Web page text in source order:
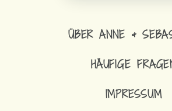
ÜBER ANNE &
HÄUFIGE
IMPRESSUM